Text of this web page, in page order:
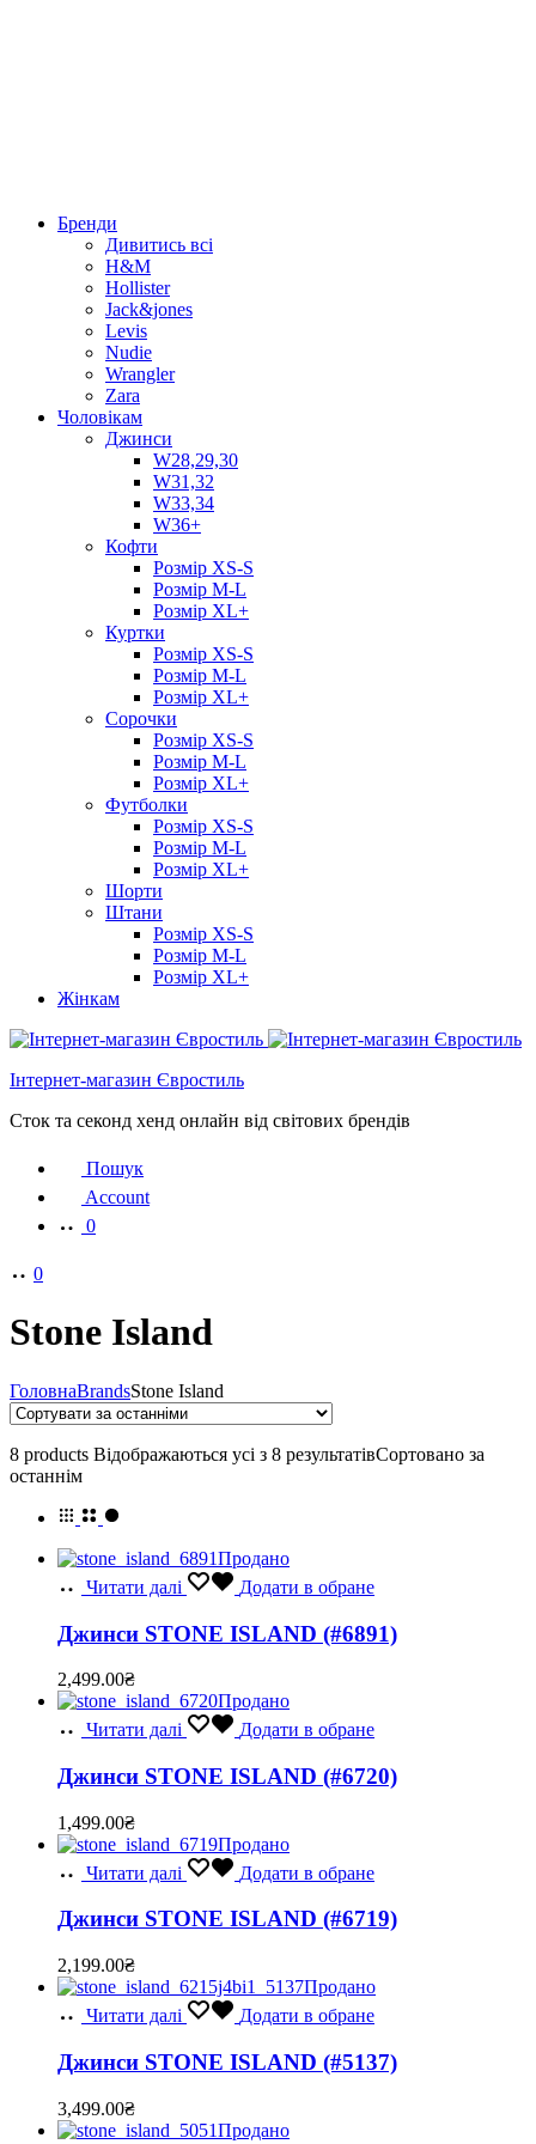
Бренди
Дивитись всі
H&M
Hollister
Jack&jones
Levis
Nudie
Wrangler
Zara
Чоловікам
Джинси
W28,29,30
W31,32
W33,34
W36+
Кофти
Розмір XS-S
Розмір M-L
Розмір XL+
Куртки
Розмір XS-S
Розмір M-L
Розмір XL+
Сорочки
Розмір XS-S
Розмір M-L
Розмір XL+
Футболки
Розмір XS-S
Розмір M-L
Розмір XL+
Шорти
Штани
Розмір XS-S
Розмір M-L
Розмір XL+
Жінкам
Інтернет-магазин Євростиль
Сток та секонд хенд онлайн від світових брендів
Пошук
Account
0
0
Stone Island
ГоловнаBrandsStone Island
8 products Відображаються усі з 8 результатівСортовано за
останнім
Продано
Читати далі
Додати в обране
Джинси STONE ISLAND (#6891)
2,499.00₴
Продано
Читати далі
Додати в обране
Джинси STONE ISLAND (#6720)
1,499.00₴
Продано
Читати далі
Додати в обране
Джинси STONE ISLAND (#6719)
2,199.00₴
Продано
Читати далі
Додати в обране
Джинси STONE ISLAND (#5137)
3,499.00₴
Продано